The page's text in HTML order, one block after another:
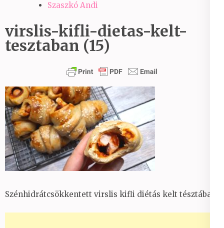
Szaszkó Andi
virslis-kifli-dietas-kelt-
tesztaban (15)
Szénhidrátcsökkentett virslis kifli diétás kelt tésztában